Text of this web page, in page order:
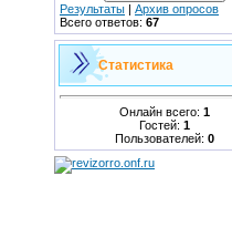
Результаты | Архив опросов
Всего ответов: 67
Статистика
Онлайн всего: 1
Гостей: 1
Пользователей: 0